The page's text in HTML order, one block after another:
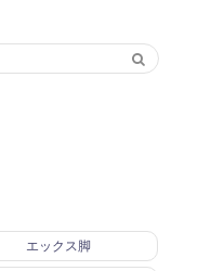
エックス脚